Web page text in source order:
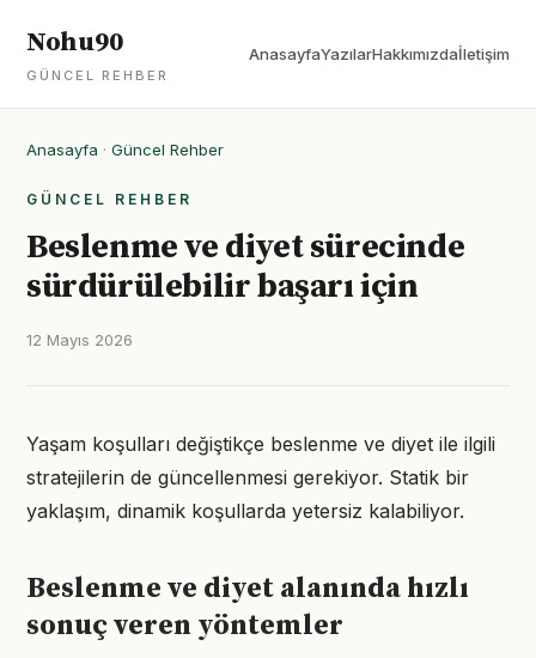
Nohu90
GÜNCEL REHBER
AnasayfaYazılarHakkımızdaİletişim
Anasayfa · Güncel Rehber
GÜNCEL REHBER
Beslenme ve diyet sürecinde
sürdürülebilir başarı için
12 Mayıs 2026
Yaşam koşulları değiştikçe beslenme ve diyet ile ilgili
stratejilerin de güncellenmesi gerekiyor. Statik bir
yaklaşım, dinamik koşullarda yetersiz kalabiliyor.
Beslenme ve diyet alanında hızlı
sonuç veren yöntemler